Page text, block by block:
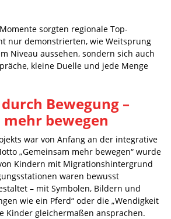
sorgten regionale Top-
nur demonstrierten, wie Weitsprung
Niveau aussehen, sondern sich auch
kleine Duelle und jede Menge
Bewegung –
bewegen
war von Anfang an der integrative
„Gemeinsam mehr bewegen“ wurde
Kindern mit Migrationshintergrund
waren bewusst
– mit Symbolen, Bildern und
wie ein Pferd“ oder die „Wendigkeit
Kinder gleichermaßen ansprachen.